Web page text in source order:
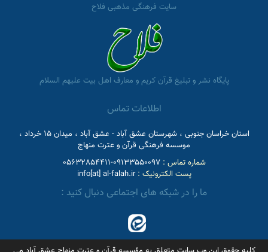
سایت فرهنگی مذهبی فلاح
پایگاه نشر و تبلیغ قرآن کریم و معارف اهل بیت علیهم السلام
اطلاعات تماس
استان خراسان جنوبی ، شهرستان عشق آباد - عشق آباد ، میدان 15 خرداد ،
موسسه فرهنگی قرآن و عترت منهاج
شماره تماس :09133550097-05632854411
پست الکترونیک :info[at] al-falah.ir
ما را در شبکه های اجتماعی دنبال کنید :